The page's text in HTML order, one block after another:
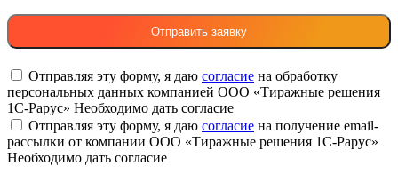
Отправляя эту форму, я даю согласие на обработку
персональных данных компанией ООО «Тиражные решения
1С-Рарус» Необходимо дать согласие
Отправляя эту форму, я даю согласие на получение email-
рассылки от компании ООО «Тиражные решения 1С-Рарус»
Необходимо дать согласие